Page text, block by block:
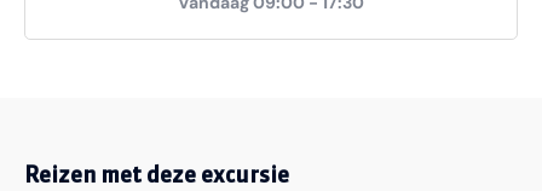
Reizen met deze excursie